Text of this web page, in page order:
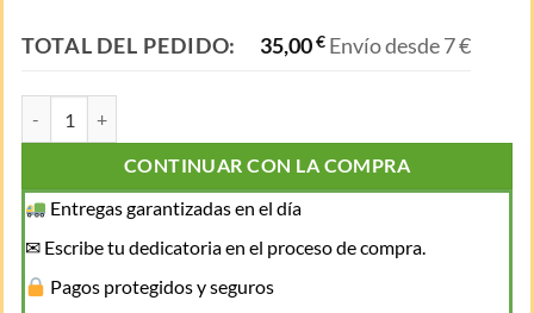
TOTAL DEL PEDIDO: 35,00€ Envío desde 7 €
CONTINUAR CON LA COMPRA
Entregas garantizadas en el día
✉ Escribe tu dedicatoria en el proceso de compra.
Pagos protegidos y seguros